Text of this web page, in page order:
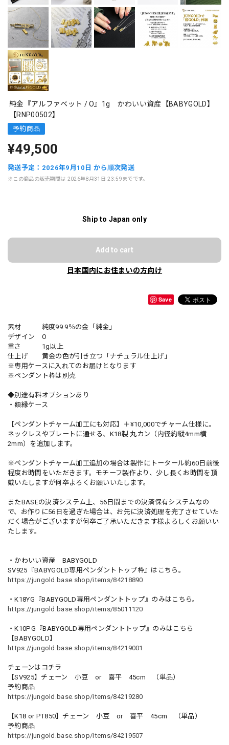
純金『アルファベット / O』1g かわいい資産【BABYGOLD】
【RNP00502】
予約商品
¥49,500
発送予定：2026年9月10日 から順次発送
※この商品の販売期間は 2026年8月31日 23:59までです。
Ship to Japan only
Add to cart
日本国内にお住まいの方向け
Save
素材 純度99.9％の金「純金」
デザイン O
重さ 1g以上
仕上げ 黄金の色が引き立つ「ナチュラル仕上げ」
※専用ケースに入れてのお届けとなります
※ペンダント枠は別売
◆別途有料オプションあり
・額縁ケース
【ペンダントチャーム加工にも対応】＋¥10,000でチャーム仕様に。
ネックレスやプレートに通せる、K18製 丸カン（内径約縦4mm横
2mm）を追加します。
※ペンダントチャーム加工追加の場合は製作にトータール約60日前後
程度お時間をいただきます。モチーフ製作より、少し長くお時間を頂
戴いたしますが何卒よろくお願いいたします。
またBASEの決済システム上、56日間までの決済保有システムなの
で、お作りに56日を過ぎた場合は、お先に決済処理を完了させていた
だく場合がございますが何卒ご了承いただきます様よろしくお願いい
たします。
・かわいい資産 BABYGOLD
SV925『BABYGOLD専用ペンダントトップ枠』はこちら。
https://jungold.base.shop/items/84218890
・K18YG『BABYGOLD専用ペンダントトップ』のみはこちら。
https://jungold.base.shop/items/85011120
・K10PG『BABYGOLD専用ペンダントトップ』のみはこちら
【BABYGOLD】
https://jungold.base.shop/items/84219001
チェーンはコチラ
【SV925】チェーン 小豆 or 喜平 45cm （単品）
予約商品
https://jungold.base.shop/items/84219280
【K18 or PT850】チェーン 小豆 or 喜平 45cm （単品）
予約商品
https://jungold.base.shop/items/84219507